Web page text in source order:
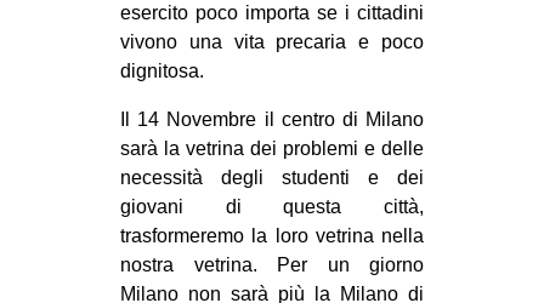
esercito poco importa se i cittadini
vivono una vita precaria e poco
dignitosa.
Il 14 Novembre il centro di Milano
sarà la vetrina dei problemi e delle
necessità degli studenti e dei
giovani di questa città,
trasformeremo la loro vetrina nella
nostra vetrina. Per un giorno
Milano non sarà più la Milano di